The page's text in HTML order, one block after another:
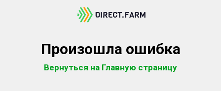
Произошла ошибка
Вернуться на Главную страницу